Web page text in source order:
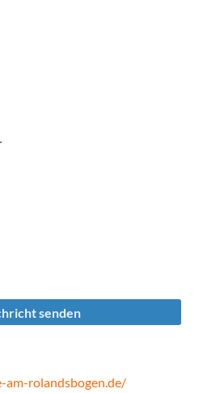
senden
rolandsbogen.de/